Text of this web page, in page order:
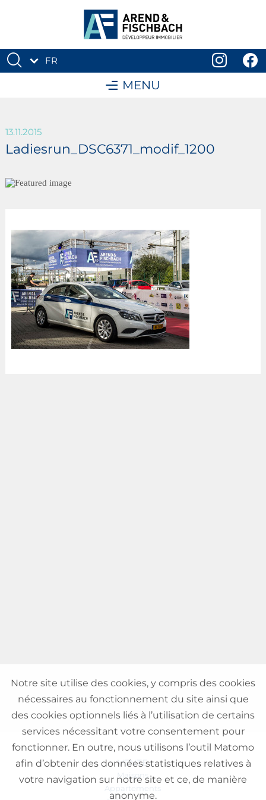
FR
MENU
13.11.2015
Ladiesrun_DSC6371_modif_1200
VENTE
Maisons
Appartements
Notre site utilise des cookies, y compris des cookies
nécessaires au fonctionnement du site ainsi que
des cookies optionnels liés à l’utilisation de certains
services nécessitant votre consentement pour
fonctionner. En outre, nous utilisons l’outil Matomo
afin d’obtenir des données statistiques relatives à
votre navigation sur notre site et ce, de manière
anonyme.